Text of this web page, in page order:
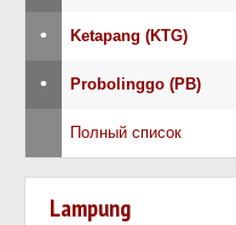
• Ketapang (KTG)
• Probolinggo (PB)
Полный список
Lampung